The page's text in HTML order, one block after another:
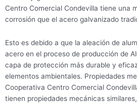
Centro Comercial Condevilla tiene una
corrosión que el acero galvanizado
Esto es debido a que la aleación de
acero en el proceso de producción de
capa de protección más durable y
elementos ambientales. Propiedades
Cooperativa Centro Comercial
tienen propiedades mecánicas